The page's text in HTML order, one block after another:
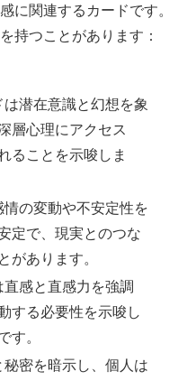
に関連するカードです。
持つことがあります：
潜在意識と幻想を象
層心理にアクセス
ることを示唆しま
の変動や不安定性を
定で、現実とのつな
があります。
感と直感力を強調
する必要性を示唆し
す。
密を暗示し、個人は